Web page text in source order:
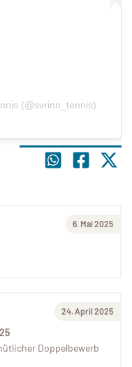
(@svrinn_tennis)
24. April 2025
Doppelbewerb
6. Mai 2025